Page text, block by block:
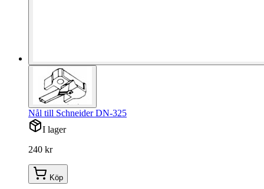
Nål till Schneider DN-325
I lager
240 kr
Köp